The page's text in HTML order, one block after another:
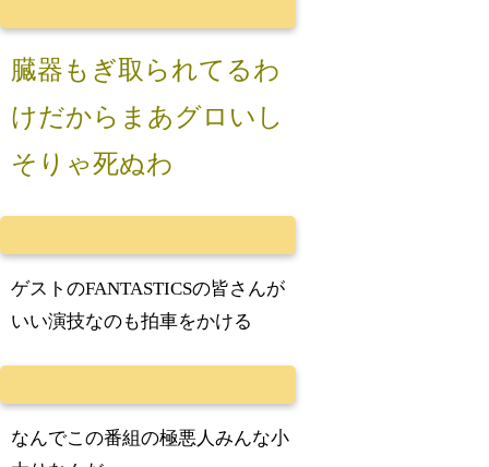
臓器もぎ取られてるわ
けだからまあグロいし
そりゃ死ぬわ
ゲストのFANTASTICSの皆さんが
いい演技なのも拍車をかける
なんでこの番組の極悪人みんな小